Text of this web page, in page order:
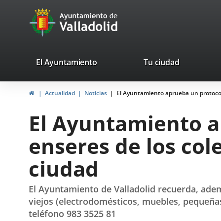
Portal
Web
Ayuntamiento
de
valladolid.es
El Ayuntamiento Tu ciudad
InicioActualidad Noticias El Ayuntamiento aprueba un
El Ayuntamiento
enseres de los
ciudad
El Ayuntamiento de Valladolid recuerda,
viejos (electrodomésticos, muebles,
teléfono 983 3525 81